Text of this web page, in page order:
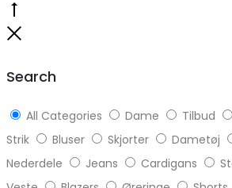
Search
All Categories Dame Tilbud
Strik
Bluser Skjorter Dametøj
Nederdele
Jeans Cardigans